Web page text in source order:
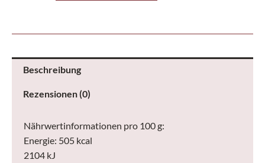
g
Menge
Beschreibung
Rezensionen (0)
Nährwertinformationen pro 100 g:
Energie: 505 kcal
2104 kJ